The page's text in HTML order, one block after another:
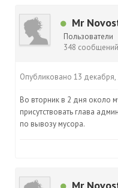
Mr
Пользователи
348 сообщений
Опубликовано 13 декабря,
Во вторник в 2 дня около
присутствовать глава
по вывозу мусора.